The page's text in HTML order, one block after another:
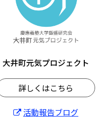
大井町元気プロジェクト
詳しくはこちら
活動報告ブログ